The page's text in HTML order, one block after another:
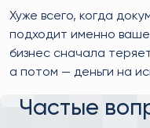
Хуже всего, когда
подходит именно
бизнес сначала
а потом — деньги на
Частые